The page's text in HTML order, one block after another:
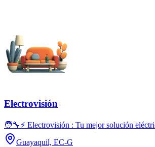
Electrovisión
🧑‍🔧⚡ Electrovisión : Tu mejor solución
Guayaquil, EC-G